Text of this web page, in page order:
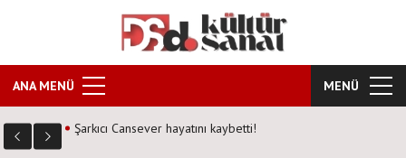
ANA MENÜ MENÜ
Kozalak Devri neden farklı? Senarist Harun Kevrek DS